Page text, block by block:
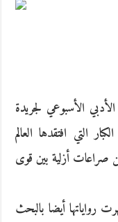
الأدبي الأسبوعي لجريدة
التي افتقدها العالم
صراعات أزلية بين قوى
رواياتها أيضا بالبحث